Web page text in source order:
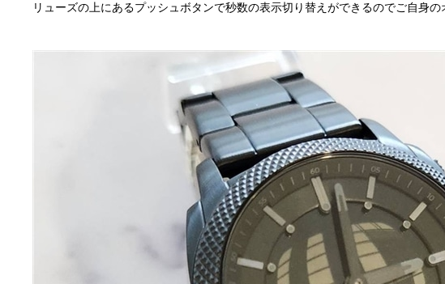
リューズの上にあるプッシュボタンで秒数の表示切り替えができるのでご自身の